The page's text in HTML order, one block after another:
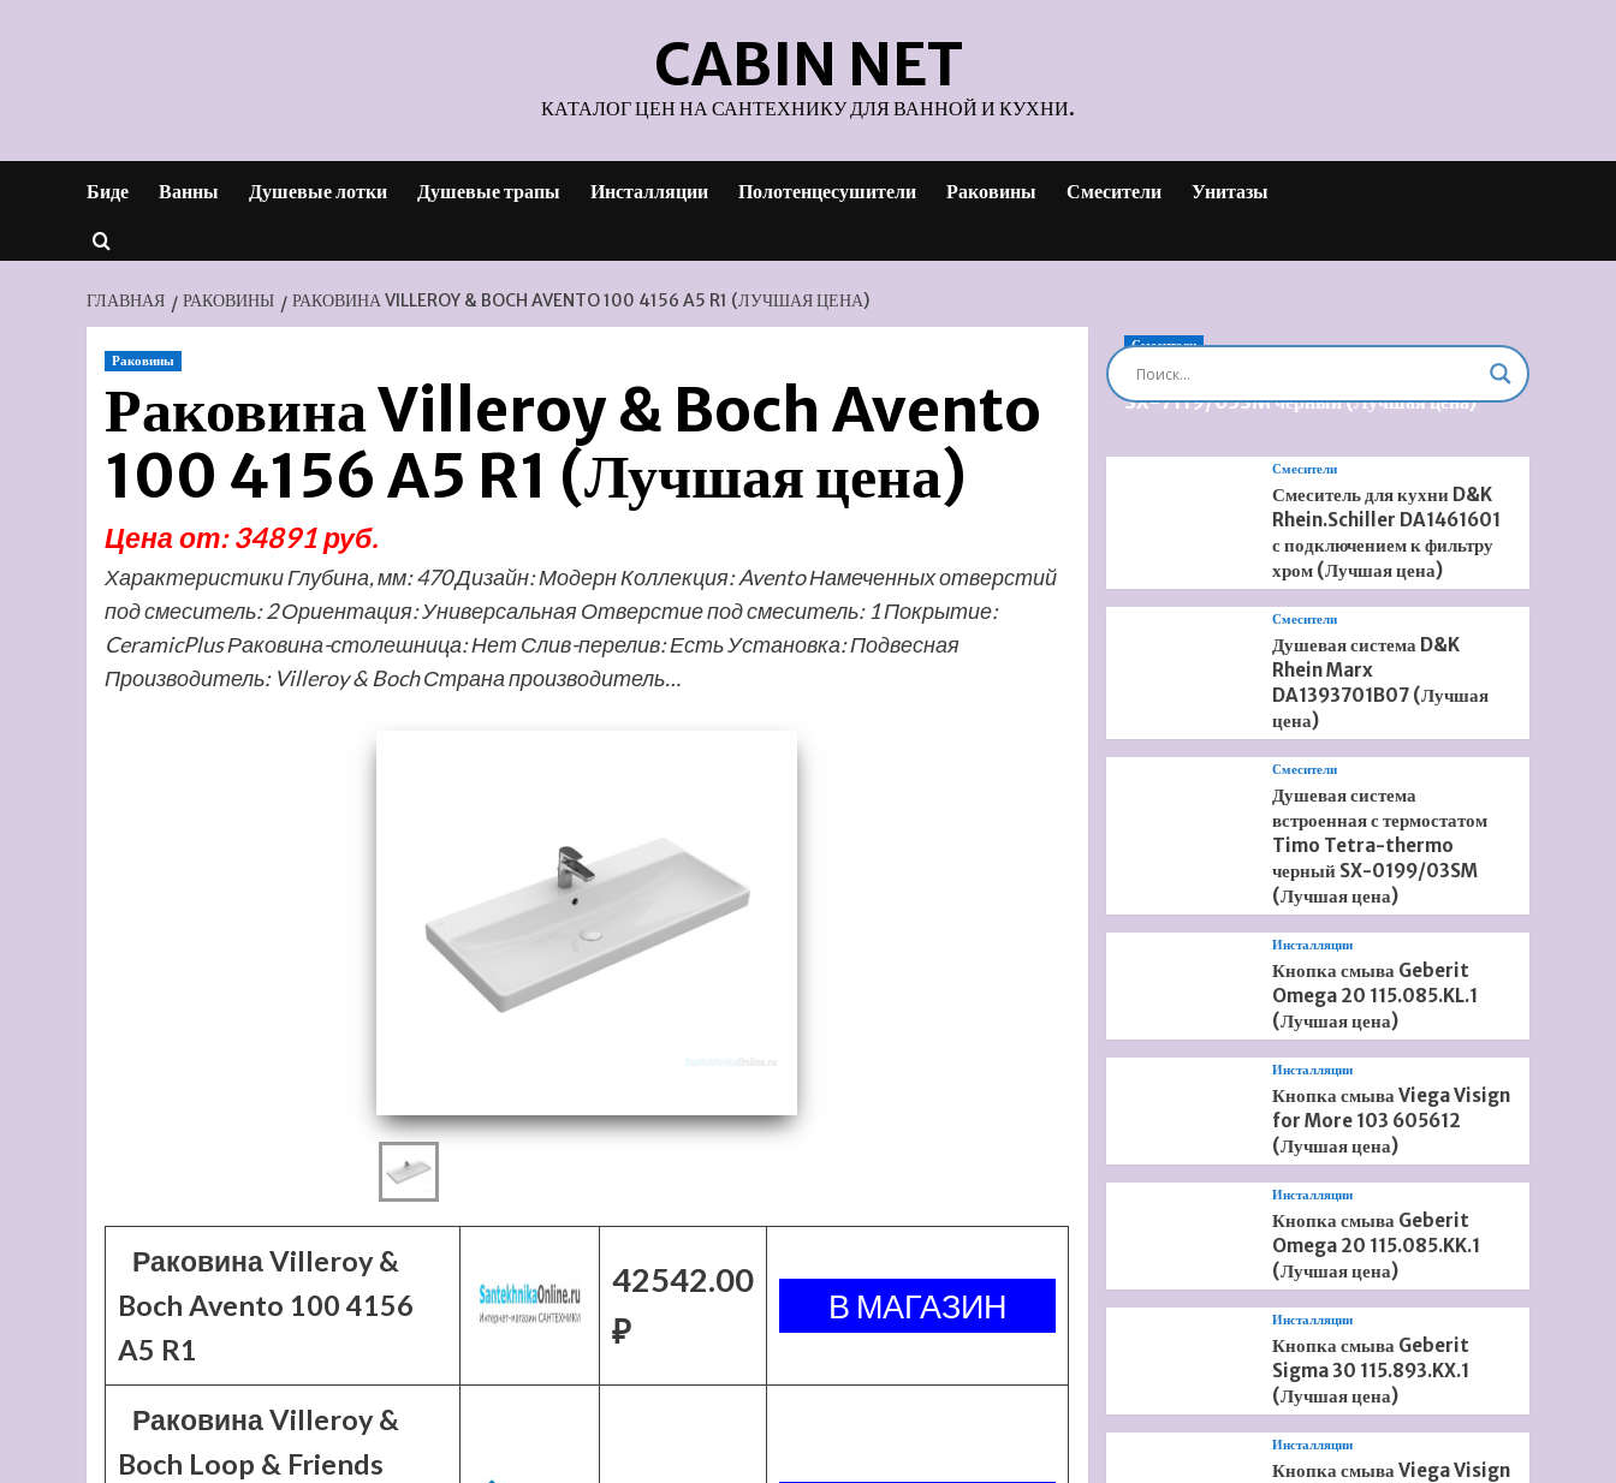
CABIN NET
КАТАЛОГ ЦЕН НА САНТЕХНИКУ ДЛЯ ВАННОЙ И КУХНИ.
Биде Ванны Душевые лотки Душевые трапы Инсталляции Полотенцесушители Раковины Смесители Унитазы
ГЛАВНАЯ РАКОВИНЫ РАКОВИНА VILLEROY & BOCH AVENTO 100 4156 A5 R1 (ЛУЧШАЯ ЦЕНА)
Раковины
Раковина Villeroy & Boch Avento
100 4156 A5 R1 (Лучшая цена)
Цена от: 34891 руб.
Характеристики Глубина, мм: 470 Дизайн: Модерн Коллекция: Avento Намеченных отверстий
под смеситель: 2 Ориентация: Универсальная Отверстие под смеситель: 1 Покрытие:
CeramicPlus Раковина-столешница: Нет Слив-перелив: Есть Установка: Подвесная
Производитель: Villeroy & Boch Страна производитель…
Раковина Villeroy &
Boch Avento 100 4156
A5 R1
42542.00
₽
Раковина Villeroy &
Boch Loop & Friends
Смесители
Душевая система встроенная Timo Briana
SX-7119/03SM черный (Лучшая цена)
Смесители
Смеситель для кухни D&K
Rhein.Schiller DA1461601
с подключением к фильтру
хром (Лучшая цена)
Смесители
Душевая система D&K
Rhein Marx
DA1393701B07 (Лучшая
цена)
Смесители
Душевая система
встроенная с термостатом
Timo Tetra-thermo
черный SX-0199/03SM
(Лучшая цена)
Инсталляции
Кнопка смыва Geberit
Omega 20 115.085.KL.1
(Лучшая цена)
Инсталляции
Кнопка смыва Viega Visign
for More 103 605612
(Лучшая цена)
Инсталляции
Кнопка смыва Geberit
Omega 20 115.085.KK.1
(Лучшая цена)
Инсталляции
Кнопка смыва Geberit
Sigma 30 115.893.KX.1
(Лучшая цена)
Инсталляции
Кнопка смыва Viega Visign